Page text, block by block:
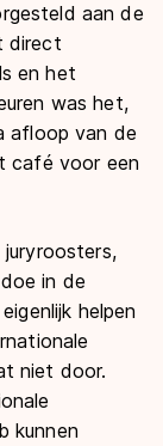
aan de
direct
en het
was het,
afloop van de
café voor een
in de
helpen
niet door.
kunnen